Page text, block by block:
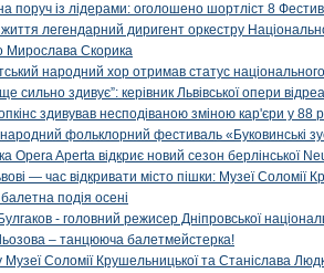
поруч із лідерами: оголошено шортліст 8
життя легендарний диригент оркестру
Мирослава Скорика
народний хор отримав статус національного
сильно здивує”: керівник Львівської опери
здивував несподіваною зміною кар'єри у 88
фольклорний фестиваль «Буковинські
Opera Aperta відкриє новий сезон берлінської
— час відкривати місто пішки: Музеї Соломії
подія осені
- головний режисер Дніпровської
– танцююча балетмейстерка!
Соломії Крушельницької та Станіслава